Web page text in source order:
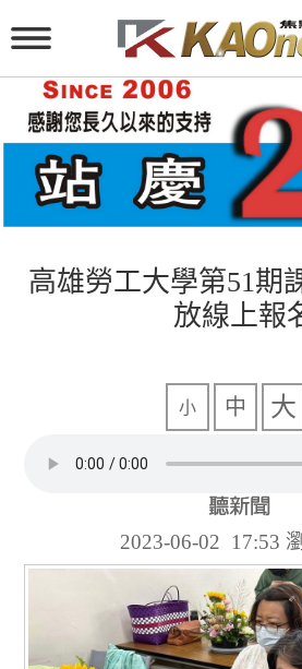
高雄勞工大學第51
放線上報
小 中 大
2023-06-02 17:53